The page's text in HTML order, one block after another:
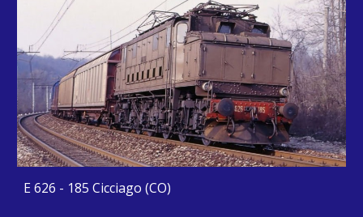
E 626 - 185 Cicciago (CO)